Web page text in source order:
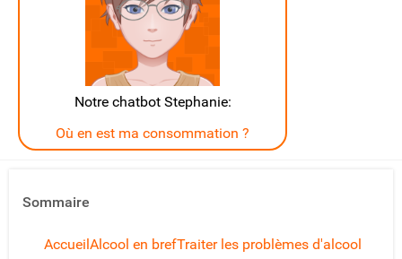
Notre chatbot Stephanie:
Où en est ma consommation ?
Sommaire
Accueil Alcool en brefTraiter les problèmes d'alcool